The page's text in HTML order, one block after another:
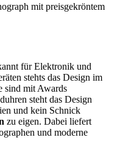
mit preisgekröntem
für Elektronik und
stehts das Design im
sind mit Awards
steht das Design
und kein Schnick
zu eigen. Dabei liefert
und moderne